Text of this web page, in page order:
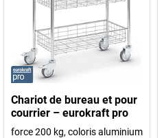
Chariot de bureau et pour
courrier – eurokraft pro
force 200 kg, coloris aluminium